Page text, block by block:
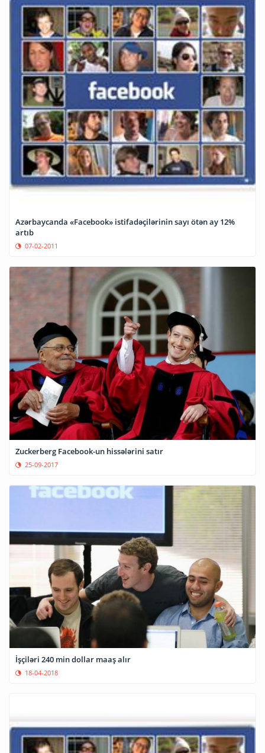
Azərbaycanda «Facebook» istifadəçilərinin sayı ötən ay 12%
artıb
07-02-2011
Zuckerberg Facebook-un hissələrini satır
25-09-2017
İşçiləri 240 min dollar maaş alır
18-04-2018